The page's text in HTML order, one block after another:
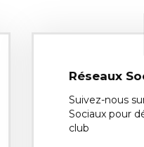
Réseaux
Suivez-nous
Sociaux pour
club